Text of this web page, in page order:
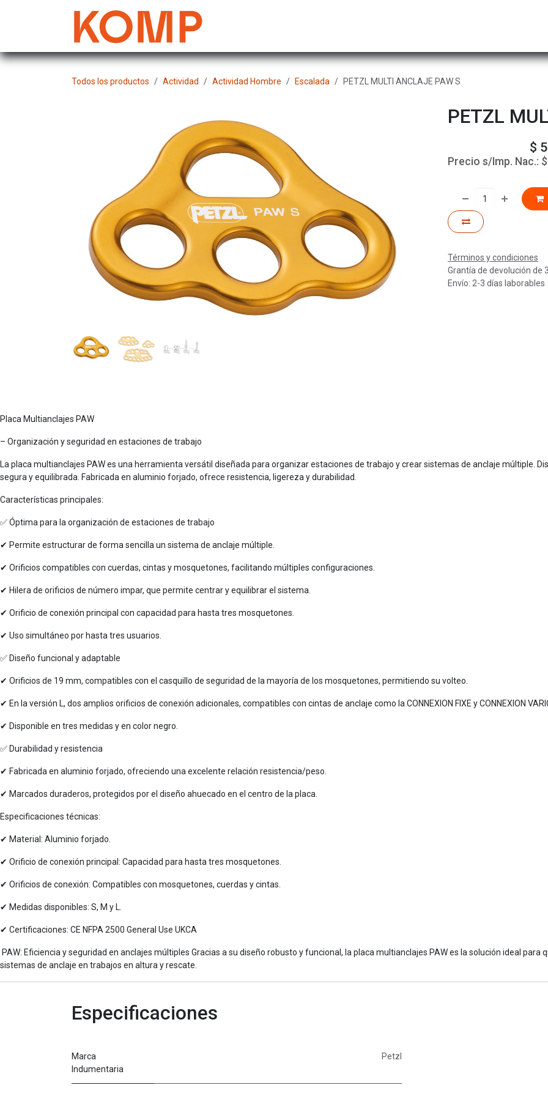
Todos los productos Actividad Actividad Hombre Escalada PETZL MULTI ANCLAJE PAW S
PETZL
$
Precio s/Imp. Nac.:
Términos y condiciones
Grantía de devolución de
Envío: 2-3 días laborables
Placa Multianclajes PAW
– Organización y seguridad en estaciones de trabajo
La placa multianclajes PAW es una herramienta versátil diseñada para organizar estaciones de trabajo y crear sistemas de anclaje múltiple.
segura y equilibrada. Fabricada en aluminio forjado, ofrece resistencia, ligereza y durabilidad.
Características principales:
✅ Óptima para la organización de estaciones de trabajo
✔ Permite estructurar de forma sencilla un sistema de anclaje múltiple.
✔ Orificios compatibles con cuerdas, cintas y mosquetones, facilitando múltiples configuraciones.
✔ Hilera de orificios de número impar, que permite centrar y equilibrar el sistema.
✔ Orificio de conexión principal con capacidad para hasta tres mosquetones.
✔ Uso simultáneo por hasta tres usuarios.
✅ Diseño funcional y adaptable
✔ Orificios de 19 mm, compatibles con el casquillo de seguridad de la mayoría de los mosquetones, permitiendo su volteo.
✔ En la versión L, dos amplios orificios de conexión adicionales, compatibles con cintas de anclaje como la CONNEXION FIXE y CONNEXION
✔ Disponible en tres medidas y en color negro.
✅ Durabilidad y resistencia
✔ Fabricada en aluminio forjado, ofreciendo una excelente relación resistencia/peso.
✔ Marcados duraderos, protegidos por el diseño ahuecado en el centro de la placa.
Especificaciones técnicas:
✔ Material: Aluminio forjado.
✔ Orificio de conexión principal: Capacidad para hasta tres mosquetones.
✔ Orificios de conexión: Compatibles con mosquetones, cuerdas y cintas.
✔ Medidas disponibles: S, M y L.
✔ Certificaciones: CE NFPA 2500 General Use UKCA
PAW: Eficiencia y seguridad en anclajes múltiples Gracias a su diseño robusto y funcional, la placa multianclajes PAW es la solución ideal
sistemas de anclaje en trabajos en altura y rescate.
Especificaciones
Marca
Indumentaria
Petzl